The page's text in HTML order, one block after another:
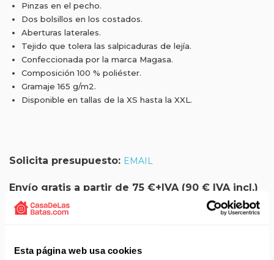
Esta página web usa cookies
Pinzas en el pecho.
Dos bolsillos en los costados.
Aberturas laterales.
Tejido que tolera las salpicaduras de lejía.
Confeccionada por la marca Magasa.
Composición 100 % poliéster.
Gramaje 165 g/m2.
Disponible en tallas de la XS hasta la XXL.
Solicita presupuesto: EMAIL
Envío gratis a partir de 75 €+IVA (90 € IVA incl.)
Aprovecha el envío gratuito en toda España excepto
ENVÍOS EN AGOSTO